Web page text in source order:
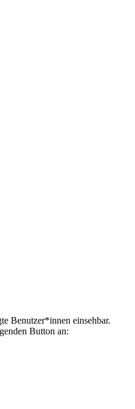
Benutzer*innen einsehbar.
Button an: